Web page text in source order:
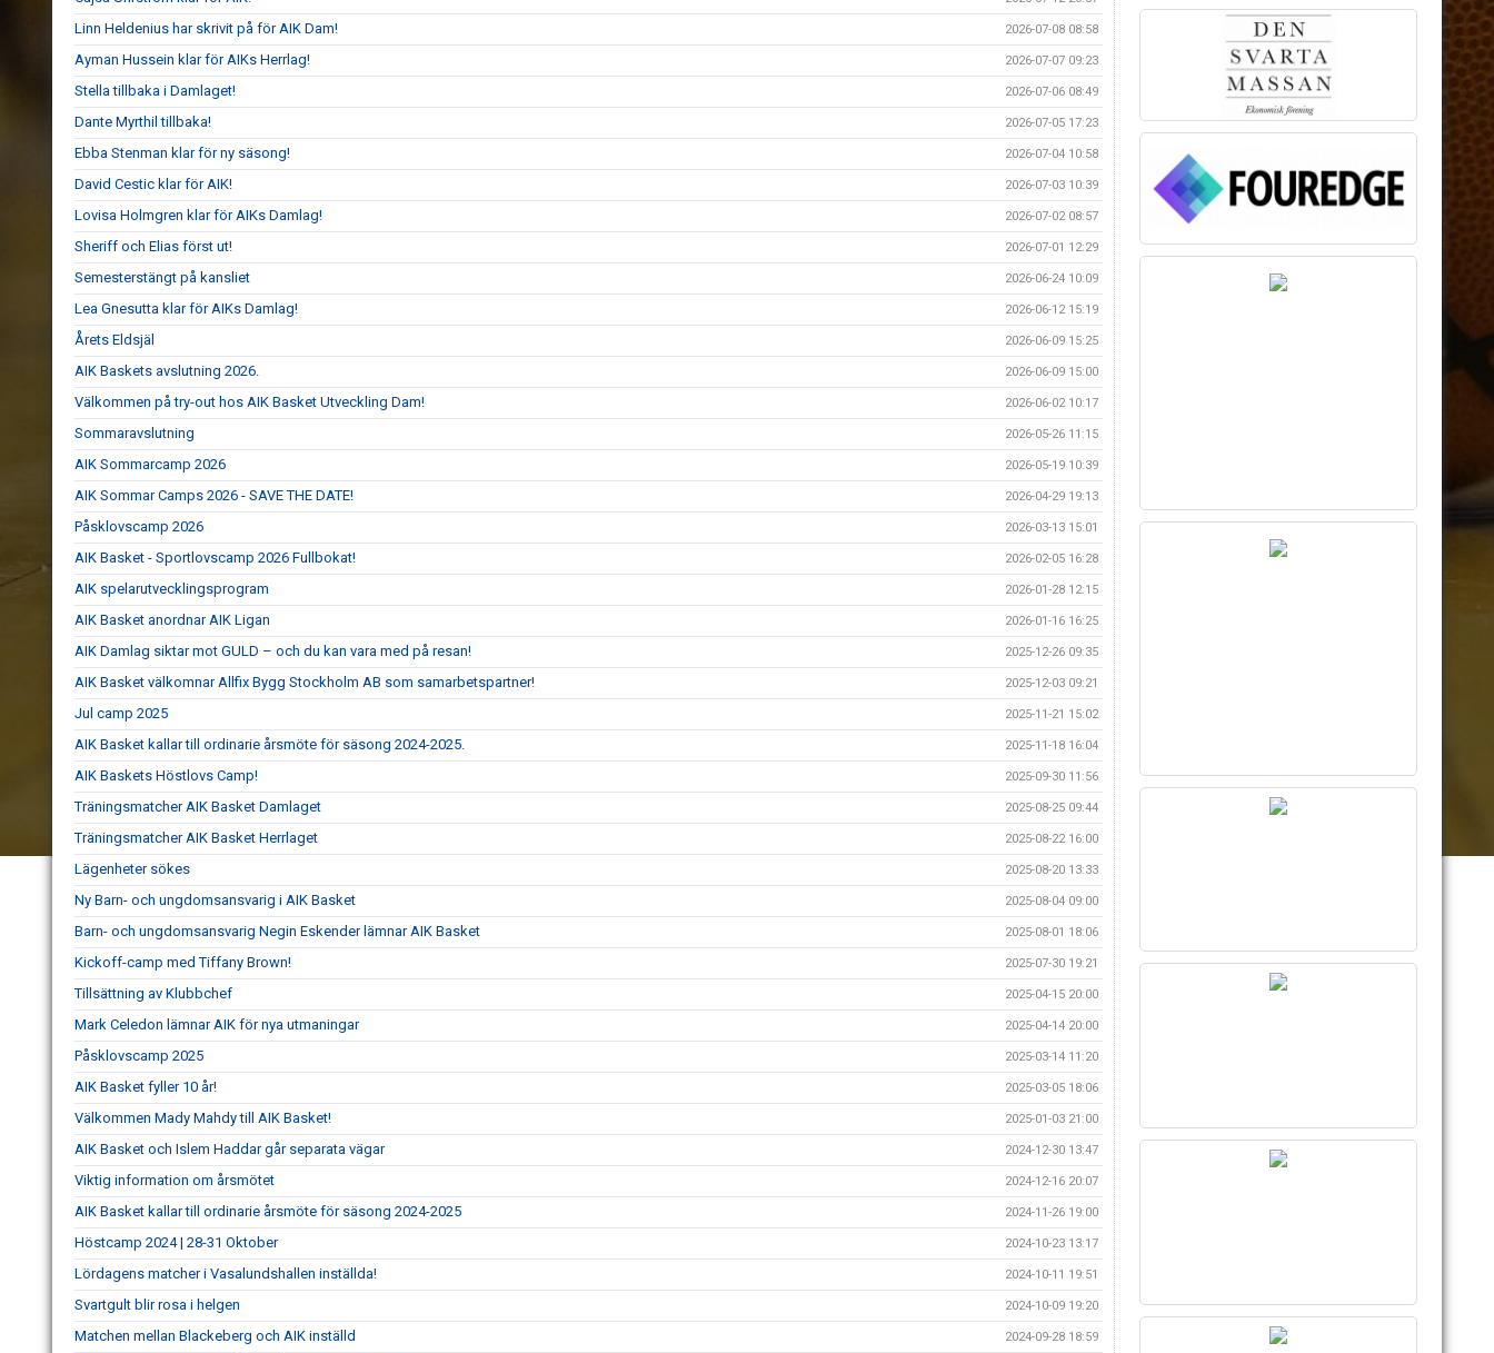
Linn Heldenius har skrivit på för AIK Dam! 2026-07-08 08:58
Ayman Hussein klar för AIKs Herrlag! 2026-07-07 09:23
Stella tillbaka i Damlaget! 2026-07-06 08:49
Dante Myrthil tillbaka! 2026-07-05 17:23
Ebba Stenman klar för ny säsong! 2026-07-04 10:58
David Cestic klar för AIK! 2026-07-03 10:39
Lovisa Holmgren klar för AIKs Damlag! 2026-07-02 08:57
Sheriff och Elias först ut! 2026-07-01 12:29
Semesterstängt på kansliet 2026-06-24 10:09
Lea Gnesutta klar för AIKs Damlag! 2026-06-12 15:19
Årets Eldsjäl 2026-06-09 15:25
AIK Baskets avslutning 2026. 2026-06-09 15:00
Välkommen på try-out hos AIK Basket Utveckling Dam! 2026-06-02 10:17
Sommaravslutning 2026-05-26 11:15
AIK Sommarcamp 2026 2026-05-19 10:39
AIK Sommar Camps 2026 - SAVE THE DATE! 2026-04-29 19:13
Påsklovscamp 2026 2026-03-13 15:01
AIK Basket - Sportlovscamp 2026 Fullbokat! 2026-02-05 16:28
AIK spelarutvecklingsprogram 2026-01-28 12:15
AIK Basket anordnar AIK Ligan 2026-01-16 16:25
AIK Damlag siktar mot GULD – och du kan vara med på resan! 2025-12-26 09:35
AIK Basket välkomnar Allfix Bygg Stockholm AB som samarbetspartner! 2025-12-03 09:21
Jul camp 2025 2025-11-21 15:02
AIK Basket kallar till ordinarie årsmöte för säsong 2024-2025. 2025-11-18 16:04
AIK Baskets Höstlovs Camp! 2025-09-30 11:56
Träningsmatcher AIK Basket Damlaget 2025-08-25 09:44
Träningsmatcher AIK Basket Herrlaget 2025-08-22 16:00
Lägenheter sökes 2025-08-20 13:33
Ny Barn- och ungdomsansvarig i AIK Basket 2025-08-04 09:00
Barn- och ungdomsansvarig Negin Eskender lämnar AIK Basket 2025-08-01 18:06
Kickoff-camp med Tiffany Brown! 2025-07-30 19:21
Tillsättning av Klubbchef 2025-04-15 20:00
Mark Celedon lämnar AIK för nya utmaningar 2025-04-14 20:00
Påsklovscamp 2025 2025-03-14 11:20
AIK Basket fyller 10 år! 2025-03-05 18:06
Välkommen Mady Mahdy till AIK Basket! 2025-01-03 21:00
AIK Basket och Islem Haddar går separata vägar 2024-12-30 13:47
Viktig information om årsmötet 2024-12-16 20:07
AIK Basket kallar till ordinarie årsmöte för säsong 2024-2025 2024-11-26 19:00
Höstcamp 2024 | 28-31 Oktober 2024-10-23 13:17
Lördagens matcher i Vasalundshallen inställda! 2024-10-11 19:51
Svartgult blir rosa i helgen 2024-10-09 19:20
Matchen mellan Blackeberg och AIK inställd 2024-09-28 18:59